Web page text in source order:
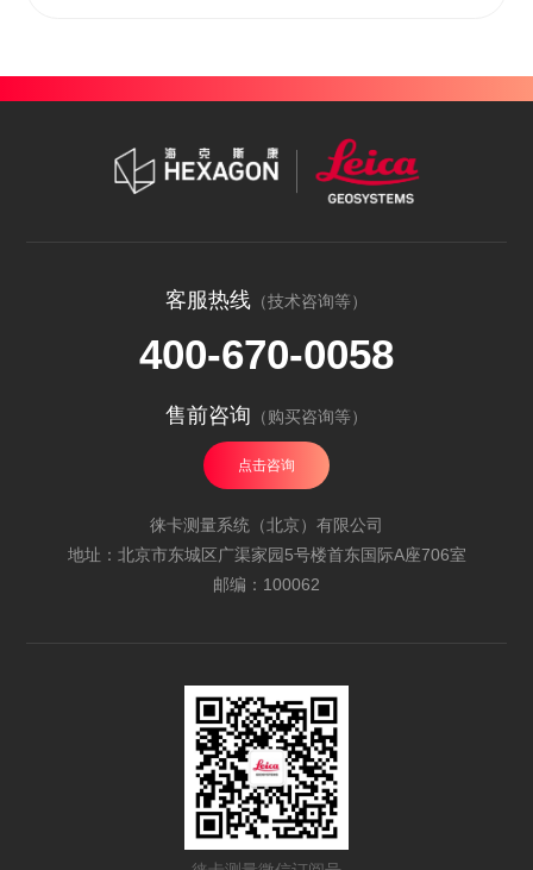
客服热线 （技术咨询等）
400-670-0058
售前咨询 （购买咨询等）
点击咨询
徕卡测量系统（北京）有限公司
地址：北京市东城区广渠家园5号楼首东国际A座706室
邮编：100062